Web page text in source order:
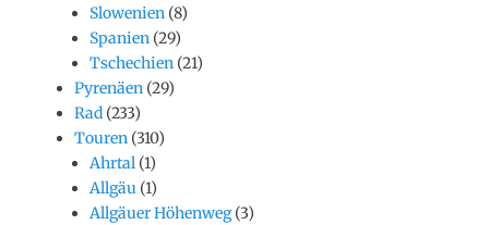
Slowenien (8)
Spanien (29)
Tschechien (21)
Pyrenäen (29)
Rad (233)
Touren (310)
Ahrtal (1)
Allgäu (1)
Allgäuer Höhenweg(3)